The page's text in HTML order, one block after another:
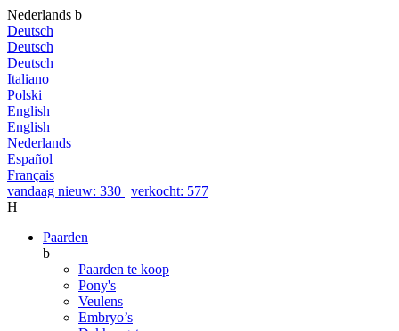
Nederlands b
Deutsch
Deutsch
Deutsch
Italiano
Polski
English
English
Nederlands
Español
Français
vandaag nieuw: 330 | verkocht: 577
H
Paarden
b
Paarden te koop
Pony's
Veulens
Embryo’s